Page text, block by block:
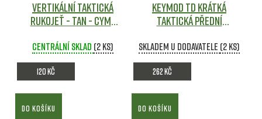
KEYMOD TD Krátká
Taktická Přední
Skladem u dodavatele (2 ks)
262 Kč
DO KOŠÍKU
Vertikální taktická
rukojeť - TAN - Cyma
Centrální sklad (2 ks)
120 Kč
DO KOŠÍKU